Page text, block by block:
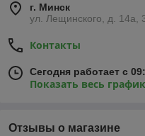
г. Минск
ул. Лещинского, д. 14а,
Контакты
Сегодня работает с
Показать весь
Отзывы о магазине